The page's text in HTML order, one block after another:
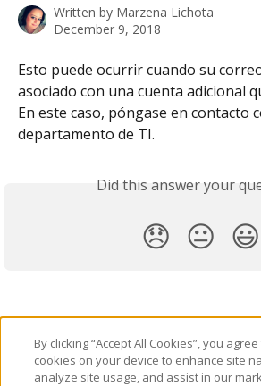
Written by Marzena Lichota
December 9, 2018
Esto puede ocurrir cuando su
asociado con una cuenta adicional
En este caso, póngase en contacto
departamento de TI.
Did this answer your
😞 😐 😃
By clicking “Accept All Cookies”, you
cookies on your device to enhance site
analyze site usage, and assist in our